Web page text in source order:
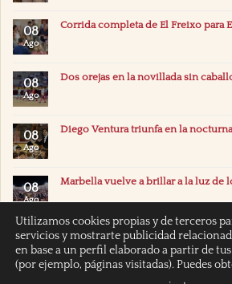
08
Ago
Corrida completa de El Freixo para
08
Ago
Dos orejas en la novillada sin
08
Ago
Diego Ventura triunfa en la
08
Ago
Marbella vuelve a brillar a la luz de
Utilizamos cookies propias y de terceros
servicios y mostrarte publicidad
en base a un perfil elaborado a partir de
(por ejemplo, páginas visitadas). Puedes